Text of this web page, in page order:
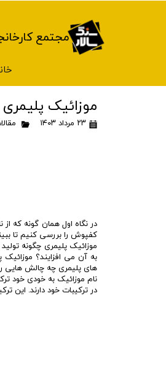
مجتمع
موزائیک
۲۳ مرداد ۱۴۰۳
در نگاه اول همان گونه که
کفپوش را بررسی کنیم تا
موزائیک پلیمری چگونه
به آن می افزایند؟
های پلیمری چه چالش هایی
نام موزائیک به خودی خود
در ترکیبات خود دارند. این